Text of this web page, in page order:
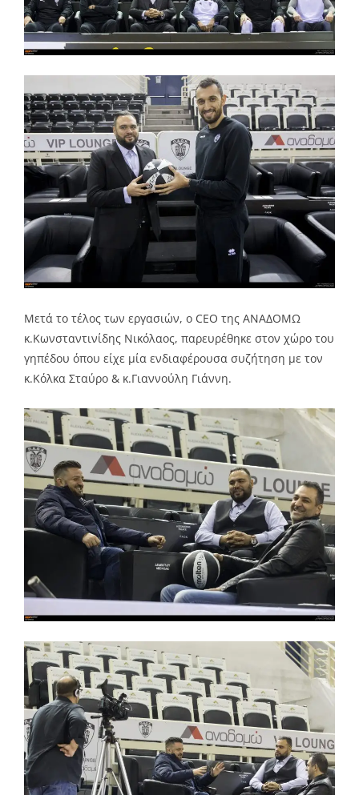
Μετά το τέλος των εργασιών, ο CEO της ΑΝΑΔΟΜΩ
κ.Κωνσταντινίδης Νικόλαος, παρευρέθηκε στον χώρο του
γηπέδου όπου είχε μία ενδιαφέρουσα συζήτηση με τον
κ.Κόλκα Σταύρο & κ.Γιαννούλη Γιάννη.